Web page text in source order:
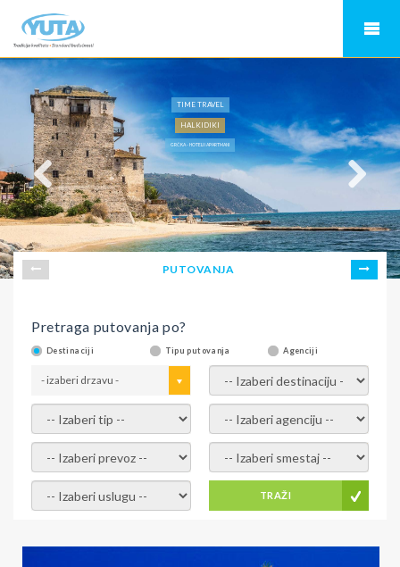
TIME TRAVEL
HALKIDIKI
GRČKA - HOTELI I APARTMANI
PUTOVANJA
Pretraga putovanja po?
Destinaciji Tipu putovanja Agenciji
- izaberi drzavu - - izaberi destinaciju -
- izaberi tip - - izaberi agenciju -
- izaberi prevoz - - Izaberite smestaj -
- Izaberite uslugu - TRAŽI